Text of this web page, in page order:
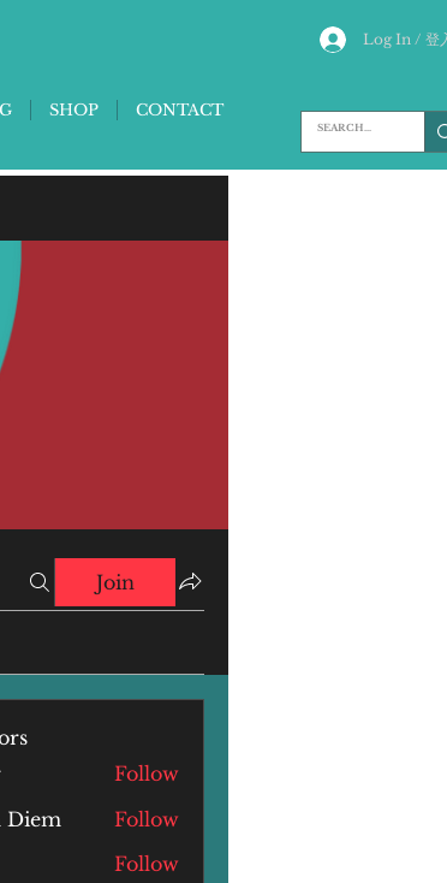
Log In / 登
SHOP CONTACT
Join
Follow
Diem
Follow
Follow